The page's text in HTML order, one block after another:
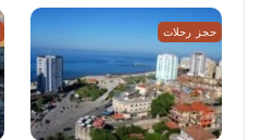
حجز رحلات